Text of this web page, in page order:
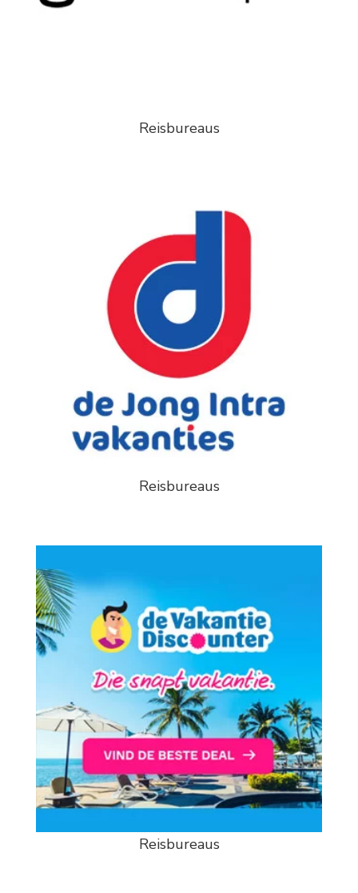
Reisbureaus
Reisbureaus
Reisbureaus